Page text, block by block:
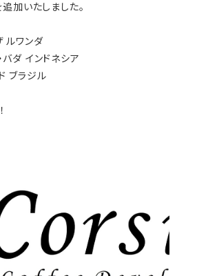
加いたしました。
ルワンダ
ダ インドネシア
ブラジル